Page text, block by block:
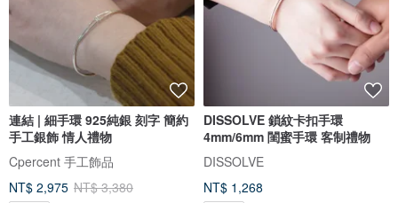
連結 | 細手環 925純銀 刻字 簡約
手工銀飾 情人禮物
Cpercent 手工飾品
NT$ 2,975 NT$ 3,380
DISSOLVE 鎖紋卡扣手環
4mm/6mm 閨蜜手環 客制禮物
DISSOLVE
NT$ 1,268